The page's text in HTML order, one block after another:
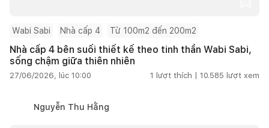
Wabi Sabi Nhà cấp 4 Từ 100m2 đến 200m2
Nhà cấp 4 bên suối thiết kế theo tinh thần Wabi Sabi,
sống chậm giữa thiên nhiên
27/06/2026, lúc 10:00 1 lượt thích | 10.585 lượt xem
Nguyễn Thu Hằng